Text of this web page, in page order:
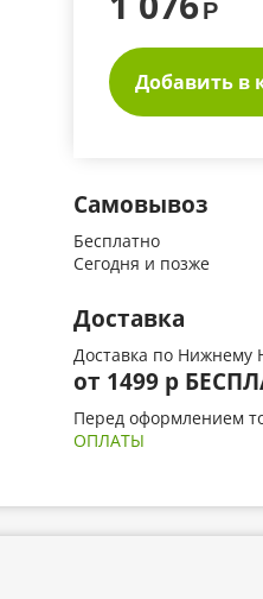
Р
Добавить в
Самовывоз
Бесплатно
Сегодня и позже
Доставка
Доставка по Нижнему
от 1499 р
Перед оформлением
ОПЛАТЫ